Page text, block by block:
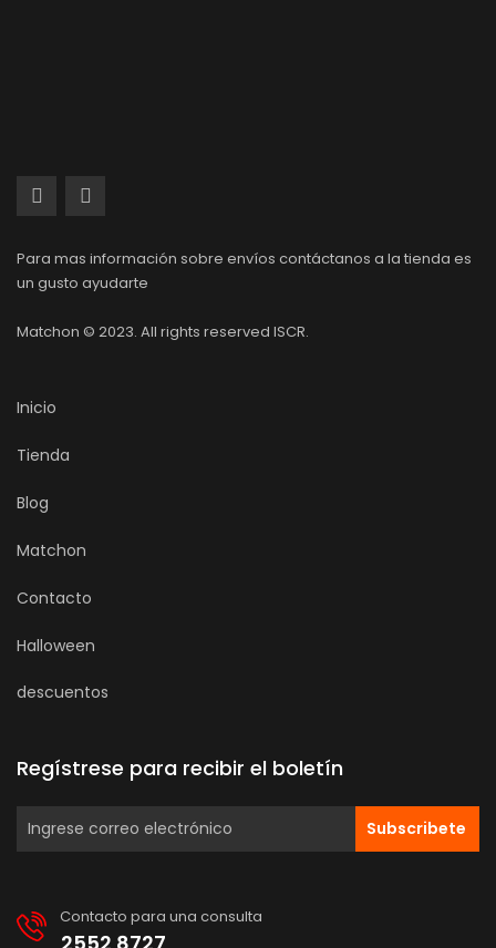
Para mas información sobre envíos contáctanos a la tienda es
un gusto ayudarte
Matchon © 2023. All rights reserved ISCR.
Inicio
Tienda
Blog
Matchon
Contacto
Halloween
descuentos
Regístrese para recibir el boletín
Subscribete
Contacto para una consulta